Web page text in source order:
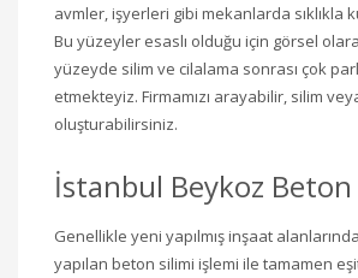
avmler, işyerleri gibi mekanlarda sıklıkla
Bu yüzeyler esaslı olduğu için görsel
yüzeyde silim ve cilalama sonrası çok
etmekteyiz. Firmamızı arayabilir, silim
oluşturabilirsiniz.
İstanbul Beykoz Beton
Genellikle yeni yapılmış inşaat
yapılan beton silimi işlemi ile tamamen